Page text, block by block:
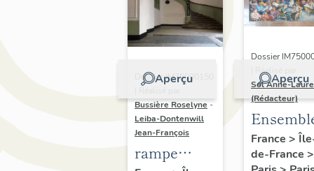
Aperçu
Dossier IM75000150
Bussière Roselyne -
Leiba-Dontenwill
Jean-François
rampe
Aperçu
Dossier
| Réalisé par
Sol Anne-Laure
(Rédacteur)
de 4
France >
de-France >